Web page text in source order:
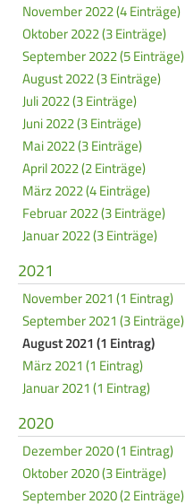
November 2022 (4 Einträge)
Oktober 2022 (3 Einträge)
September 2022 (5 Einträge)
August 2022 (3 Einträge)
Juli 2022 (3 Einträge)
Juni 2022 (3 Einträge)
Mai 2022 (3 Einträge)
April 2022 (2 Einträge)
März 2022 (4 Einträge)
Februar 2022 (3 Einträge)
Januar 2022 (3 Einträge)
2021
November 2021 (1 Eintrag)
September 2021 (3 Einträge)
August 2021 (1 Eintrag)
März 2021 (1 Eintrag)
Januar 2021 (1 Eintrag)
2020
Dezember 2020 (1 Eintrag)
Oktober 2020 (3 Einträge)
September 2020 (2 Einträge)